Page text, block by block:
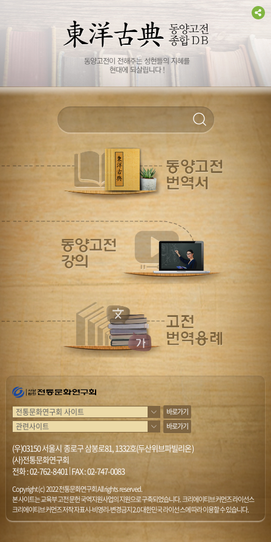
바로가기
바로가기
(우)03150 서울시 종로구 삼봉로81, 1332호(두산위브파빌리온)
(사)전통문화연구회
전화 :02-762-8401|FAX : 02-747-0083
Copyright (c) 2022 전통문화연구회 All rights reserved.
본 사이트는 교육부 고전문헌 국역지원사업의 지원으로 구축되었습니다. 크리에이티브 커먼즈 라이선스
크리에이티브 커먼즈 저작자표시-비영리-변경금지 2.0 대한민국 라이선스에 따라 이용할 수 있습니다.